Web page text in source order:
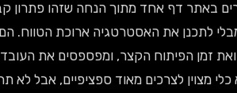
דף אחד מתוך הנחה שזהו פתרון קבוע
את האסטרטגיה ארוכת הטווח. הם רואים
הפיתוח הקצר, ומפספסים את העובדה
לצרכים מאוד ספציפיים, אבל לא תחליף